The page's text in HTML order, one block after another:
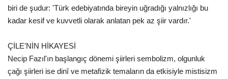
biri de şudur: 'Türk edebiyatında bireyin uğradığı yalnızlığı bu
kadar kesif ve kuvvetli olarak anlatan pek az şiir vardır.'
ÇİLE'NİN HİKAYESİ
Necip Fazıl'ın başlangıç dönemi şiirleri sembolizm, olgunluk
çağı şiirleri ise dinî ve metafizik temaların da etkisiyle mistisizm